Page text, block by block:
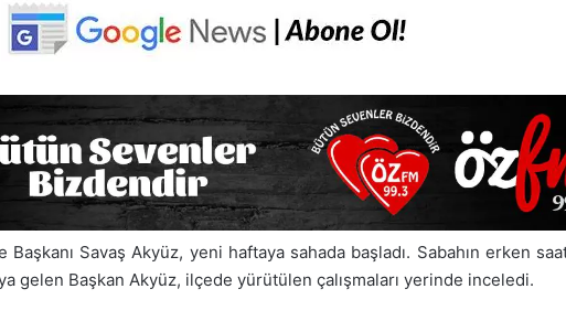
Başkanı Savaş Akyüz, yeni haftaya sahada başladı. Sabahın erken
gelen Başkan Akyüz, ilçede yürütülen çalışmaları yerinde inceledi.